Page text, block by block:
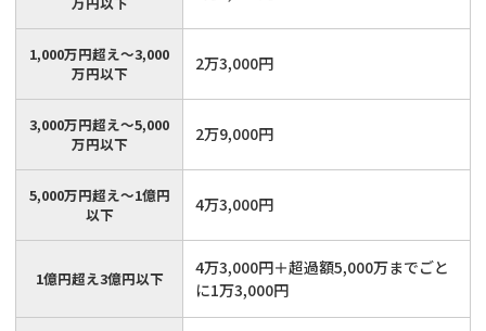
1,000万円超え〜3,000
万円以下
2万3,000円
3,000万円超え〜5,000
万円以下
2万9,000円
5,000万円超え〜1億円
以下
4万3,000円
1億円超え3億円以下
4万3,000円＋超過額5,000万までごと
に1万3,000円